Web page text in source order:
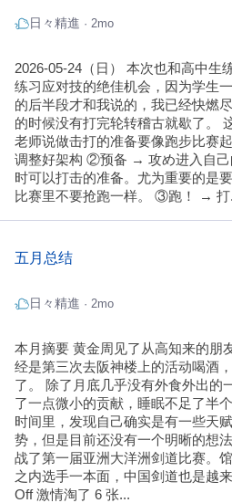
日々精進 · 2mo
2026-05-24（日） 本次也和高中生
练习应对技的绝佳机会，因为学生
的后半段才和我说的，我已经快燃
的时候没有打完轮转稽古就歇了。
老师说做击打的准备要像跑步比赛
调整好架构 ②预备 → 攻め进入自己
时可以打击的准备。尤为重要的是
比赛里不要抢跑一样。 ③跑！ → 打
五月总结
日々精進 · 2mo
本月摘要 黄金周见了从高知来的朋
经是第三次去阪神楼上的活动喝酒
了。 除了月底几乎没有外食外出的
了一点微小的贡献，睡眠不足了半
时间里，发现自己确实是有一些天
势，但是目前还没有一个明晰的想
战了第一届亚洲大洋洲剑道比赛。
之内选手一本面，中国剑道也是越
Off 激情淘了 6 张...